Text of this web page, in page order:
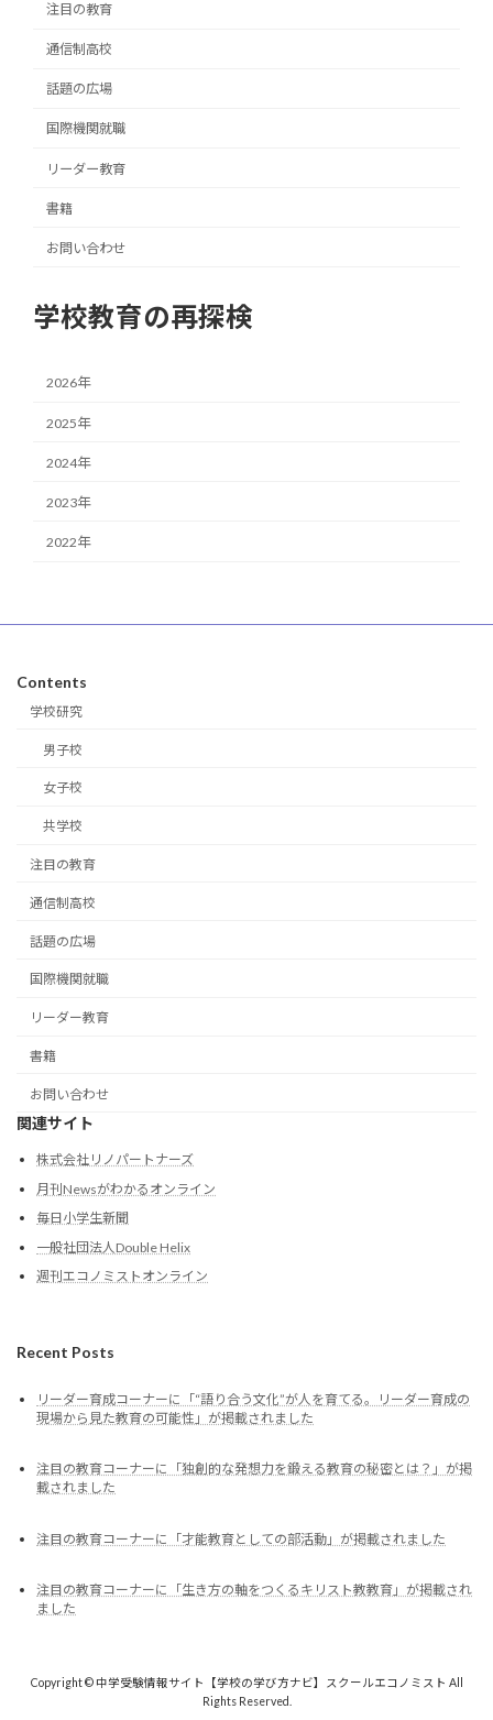
注目の教育
通信制高校
話題の広場
国際機関就職
リーダー教育
書籍
お問い合わせ
学校教育の再探検
2026年
2025年
2024年
2023年
2022年
Contents
学校研究
男子校
女子校
共学校
注目の教育
通信制高校
話題の広場
国際機関就職
リーダー教育
書籍
お問い合わせ
関連サイト
株式会社リノパートナーズ
月刊Newsがわかるオンライン
毎日小学生新聞
一般社団法人Double Helix
週刊エコノミストオンライン
Recent Posts
リーダー育成コーナーに「“語り合う文化”が人を育てる。リーダー育成の
現場から見た教育の可能性」が掲載されました
注目の教育コーナーに「独創的な発想力を鍛える教育の秘密とは？」が掲
載されました
注目の教育コーナーに「才能教育としての部活動」が掲載されました
注目の教育コーナーに「生き方の軸をつくるキリスト教教育」が掲載され
ました
Copyright © 中学受験情報サイト【学校の学び方ナビ】スクールエコノミスト All
Rights Reserved.